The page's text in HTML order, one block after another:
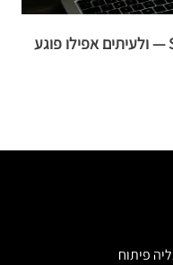
למה יותר תוכן לא תמיד משפר SEO — ולעיתים אפילו פוגע